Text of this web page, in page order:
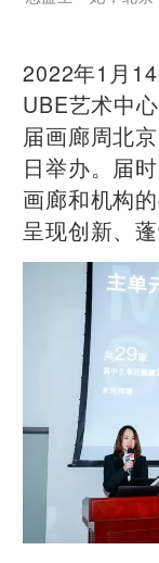
2022年1月
UBE艺术中
届画廊周北
日举办。届
画廊和机构
呈现创新、